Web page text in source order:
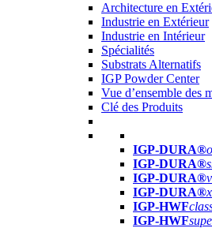
Architecture en
Industrie en Extérieur
Industrie en Intérieur
Spécialités
Substrats Alternatifs
IGP Powder Center
Vue d’ensemble des
Clé des Produits
IGP-DURA®
IGP-DURA®
IGP-DURA®
IGP-DURA®
IGP-HWF
IGP-HWF